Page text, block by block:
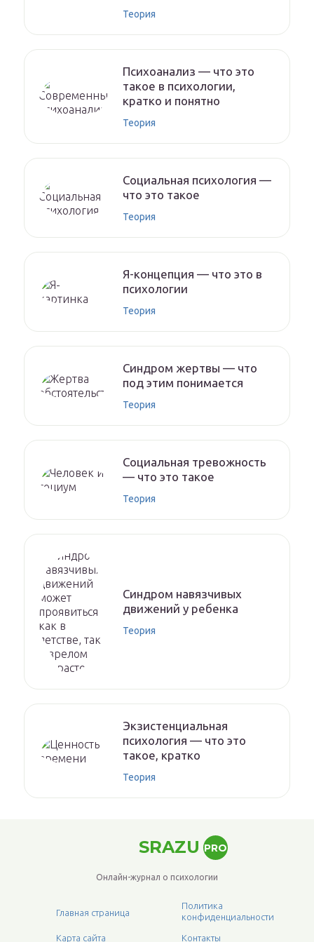
Теория
Психоанализ — что это
такое в психологии,
кратко и понятно
Теория
Социальная психология —
что это такое
Теория
Я-концепция — что это в
психологии
Теория
Синдром жертвы — что
под этим понимается
Теория
Социальная тревожность
— что это такое
Теория
Синдром навязчивых
движений у ребенка
Теория
Экзистенциальная
психология — что это
такое, кратко
Теория
SRAZU PRO
Онлайн-журнал о психологии
Главная страница
Политика
конфиденциальности
Карта сайта Контакты